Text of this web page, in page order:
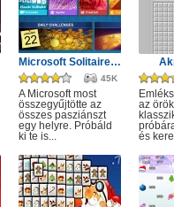
Microsoft Solitaire Collection
45K
A Microsoft most
összegyűjtötte az
összes pasziánszt
egy helyre. Próbáld
ki te is...
az örök
és